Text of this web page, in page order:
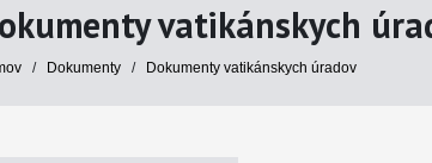
vatikánskych
/ Dokumenty / Dokumenty vatikánskych úradov